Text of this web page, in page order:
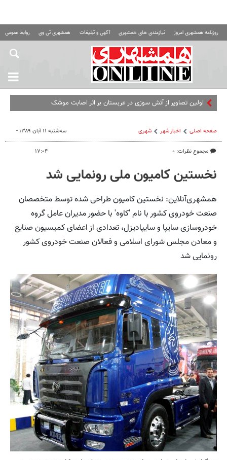
روزنامه همشهری امروز نیازمندی های همشهری آگهی و تبلیغات همشهری تی وی روابط عمومی
اولین تصاویر از آتش سوزی در عربستان بر اثر اصابت موشک
صفحه اصلی اخبار شهر شهری
مجموع نظرات: ۰
سه‌شنبه ۱۱ آبان ۱۳۸۹ -
۱۷:۰۴
نخستین کامیون ملی رونمایی شد
همشهری‌آنلاین: نخستین کامیون طراحی شده توسط متخصصان
صنعت خودروی کشور با نام 'کاوه' با حضور مدیران عامل گروه
خودروسازی سایپا و سایپادیزل، تعدادی از اعضای کمیسیون صنایع
و معادن مجلس شورای اسلامی و فعالان صنعت خودروی کشور
رونمایی شد